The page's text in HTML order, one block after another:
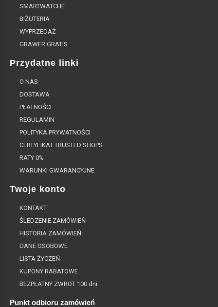
SMARTWATCHE
BIŻUTERIA
WYPRZEDAŻ
GRAWER GRATIS
Przydatne linki
O NAS
DOSTAWA
PŁATNOŚCI
REGULAMIN
POLITYKA PRYWATNOŚCI
CERTYFIKAT TRUSTED SHOPS
RATY 0%
WARUNKI GWARANCYJNE
Twoje konto
KONTAKT
ŚLEDZENIE ZAMÓWIEŃ
HISTORIA ZAMÓWIEŃ
DANE OSOBOWE
LISTA ŻYCZEŃ
KUPONY RABATOWE
BEZPŁATNY ZWROT 100 dni
Punkt odbioru zamówień